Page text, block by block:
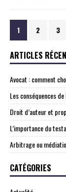
1 2 3
ARTICLES
Avocat : comment
Les conséquences
Droit d’auteur et
L’importance du
Arbitrage ou
CATÉGORIES